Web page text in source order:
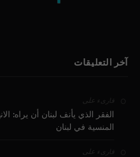
آخر التعليقات
قارىء على
الفقر الذي يأنف لبنان أن يراه:
المنسية في لبنان
قارىء على